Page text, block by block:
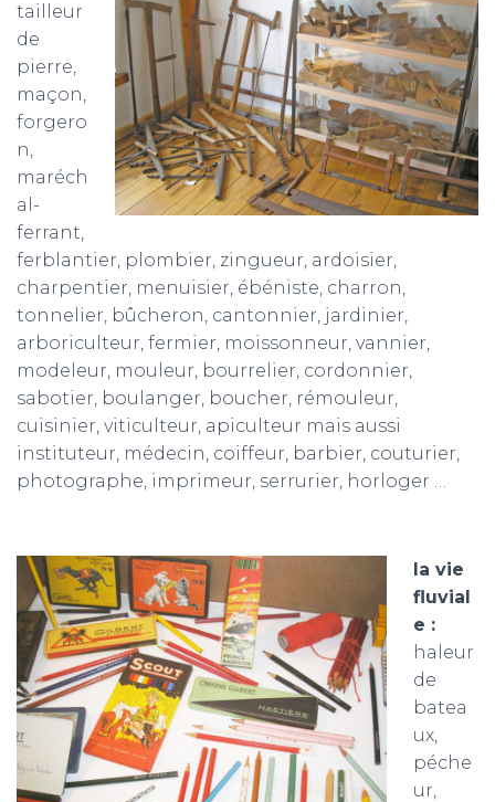
tailleur
de
pierre,
maçon,
forgero
n,
maréch
al-
ferrant,
ferblantier, plombier, zingueur, ardoisier,
charpentier, menuisier, ébéniste, charron,
tonnelier, bûcheron, cantonnier, jardinier,
arboriculteur, fermier, moissonneur, vannier,
modeleur, mouleur, bourrelier, cordonnier,
sabotier, boulanger, boucher, rémouleur,
cuisinier, viticulteur, apiculteur mais aussi
instituteur, médecin, coiffeur, barbier, couturier,
photographe, imprimeur, serrurier, horloger …
la vie
fluvial
e :
haleur
de
batea
ux,
péche
ur,